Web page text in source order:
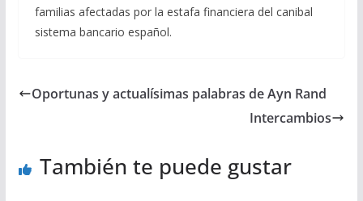
familias afectadas por la estafa financiera del canibal
sistema bancario español.
Oportunas y actualísimas palabras de Ayn Rand
Intercambios
También te puede gustar